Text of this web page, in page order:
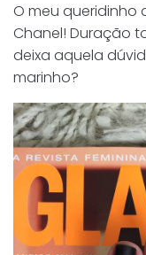
O meu queridinho
Chanel! Duração
deixa aquela
marinho?